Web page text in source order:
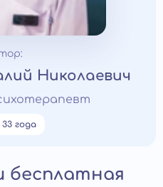
Николаевич
года
бесплатная